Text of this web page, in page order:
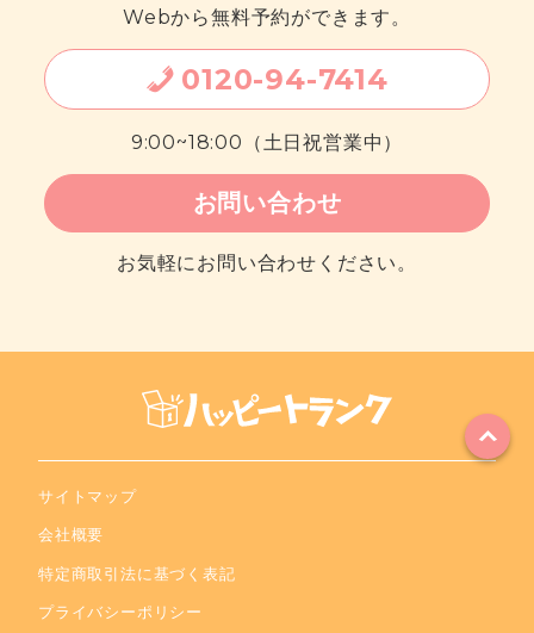
Webから無料予約ができます。
0120-94-7414
9:00~18:00（土日祝営業中）
お問い合わせ
お気軽にお問い合わせください。
サイトマップ
会社概要
特定商取引法に基づく表記
プライバシーポリシー
ページの
先頭へ